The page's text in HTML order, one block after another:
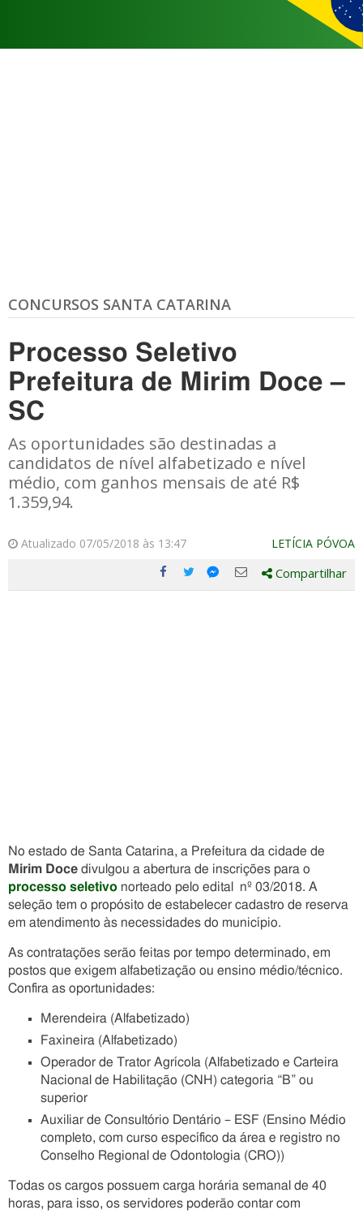
CONCURSOS SANTA CATARINA
Processo Seletivo
Prefeitura de Mirim Doce –
SC
As oportunidades são destinadas a
candidatos de nível alfabetizado e nível
médio, com ganhos mensais de até R$
1.359,94.
Atualizado 07/05/2018 às 13:47 LETÍCIA PÓVOA
Compartilhe
Compartilhe
Compartilhe
Compartilhe
Compartilhar
No estado de Santa Catarina, a Prefeitura da cidade de
Mirim Doce divulgou a abertura de inscrições para o
processo seletivo norteado pelo edital nº 03/2018. A
seleção tem o propósito de estabelecer cadastro de reserva
em atendimento às necessidades do município.
As contratações serão feitas por tempo determinado, em
postos que exigem alfabetização ou ensino médio/técnico.
Confira as oportunidades:
Merendeira (Alfabetizado)
Faxineira (Alfabetizado)
Operador de Trator Agrícola (Alfabetizado e Carteira
Nacional de Habilitação (CNH) categoria “B” ou
superior
Auxiliar de Consultório Dentário – ESF (Ensino Médio
completo, com curso específico da área e registro no
Conselho Regional de Odontologia (CRO))
Todas os cargos possuem carga horária semanal de 40
horas, para isso, os servidores poderão contar com